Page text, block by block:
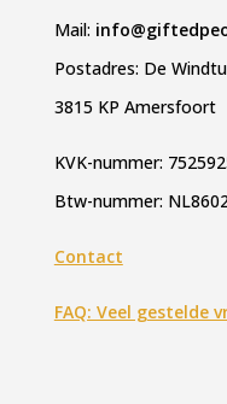
Mail:
Postadres: De
3815 KP Amersfoort
KVK-nummer:
Btw-nummer:
Contact
FAQ: Veel gestelde